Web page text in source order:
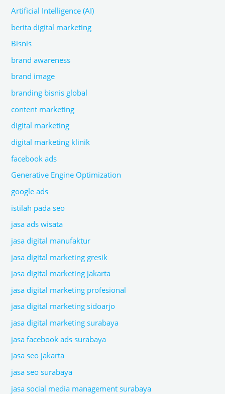
Artificial Intelligence (AI)
berita digital marketing
Bisnis
brand awareness
brand image
branding bisnis global
content marketing
digital marketing
digital marketing klinik
facebook ads
Generative Engine Optimization
google ads
istilah pada seo
jasa ads wisata
jasa digital manufaktur
jasa digital marketing gresik
jasa digital marketing jakarta
jasa digital marketing profesional
jasa digital marketing sidoarjo
jasa digital marketing surabaya
jasa facebook ads surabaya
jasa seo jakarta
jasa seo surabaya
jasa social media management surabaya